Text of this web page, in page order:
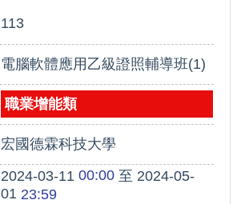
113
電腦軟體應用乙級證照輔導班(1)
職業增能類
宏國德霖科技大學
2024-03-11 00:00至 2024-05-
0123:59